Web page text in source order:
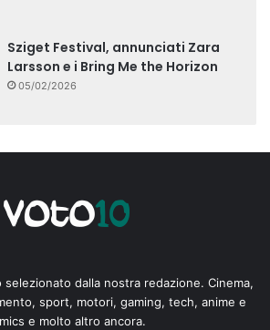
Sziget Festival, annunciati Zara
Larsson e i Bring Me the Horizon
05/02/2026
selezionato dalla nostra redazione. Cinema,
sport, motori, gaming, tech, anime e
e molto altro ancora.